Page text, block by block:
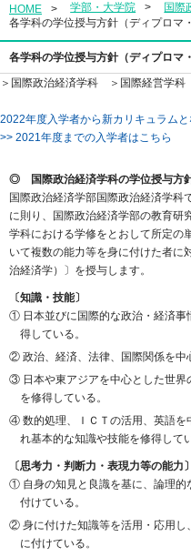
HOME 学部・大学院
国際
各学科の学位授与方針（ディプロマ
各学科の学位授与方針（ディプロマ
＞ 国際政治経済学科 ＞ 国際経営学科
2022年度入学者から新カリキュラム
>> 2021年度までの入学者はこちら
◎ 国際政治経済学科の学位授与方針
国際政治経済学部国際政治経済学科
に則り、国際政治経済学部の教育研
学科における学修をとおして所定の
いて複数の能力等を身に付けた者に
治経済学）〕を授与します。
〔知識・技能〕
① 日本並びに国際的な政治・経済事
得している。
② 政治、経済、法律、国際関係を中
③ 日本や東アジアを中心とした世界
を修得している。
④ 数的処理、ＩＣＴの活用、英語を
れ基本的な知識や技能を修得して
〔思考力・判断力・表現力等の能力〕
① 自身の知見と良識を基に、論理的
付けている。
② 身に付けた知識等を活用・応用し
に付けている。